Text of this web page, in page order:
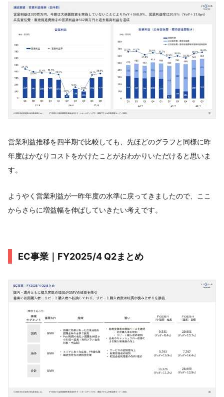
営業利益推移を四半期で比較しても、先ほどのグラフと同様に昨
年度はかなりコストをかけたことがおわかりいただけると思いま
す。
ようやく営業利益が一昨年度の水準に戻ってきましたので、ここ
からさらに増益幅を伸ばしていきたい考えです。
EC事業｜FY2025/4 Q2まとめ